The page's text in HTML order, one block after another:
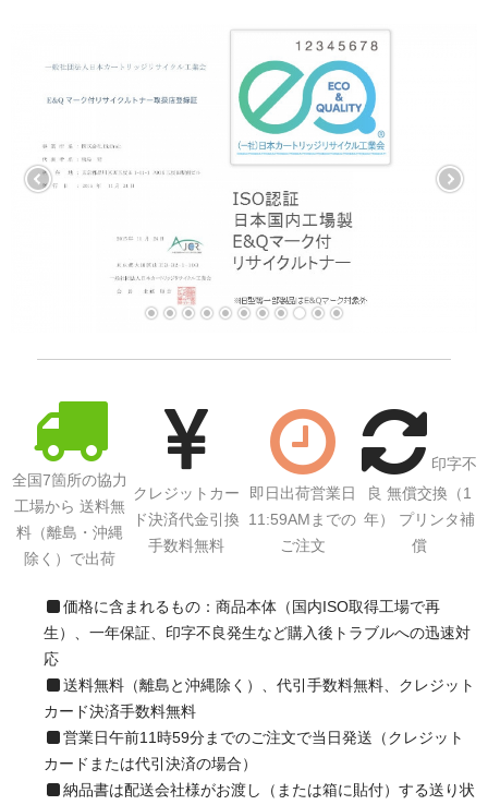
リサイクルトナーを使える会社、使えない会社
全国発送・送料無料
印字枚数について
対応プリンターメーカー
見積書発行依頼
なぜ業務用を選ぶべき？
全国7箇所の協力
工場から 送料無
料（離島・沖縄
除く）で出荷
クレジットカー
ド決済代金引換
手数料無料
即日出荷営業日
11:59AMまでの
ご注文
印字不
良 無償交換（1
年） プリンタ補
償
価格に含まれるもの：商品本体（国内ISO取得工場で再
生）、一年保証、印字不良発生など購入後トラブルへの迅速対
応
送料無料（離島と沖縄除く）、代引手数料無料、クレジット
カード決済手数料無料
営業日午前11時59分までのご注文で当日発送（クレジット
カードまたは代引決済の場合）
納品書は配送会社様がお渡し（または箱に貼付）する送り状